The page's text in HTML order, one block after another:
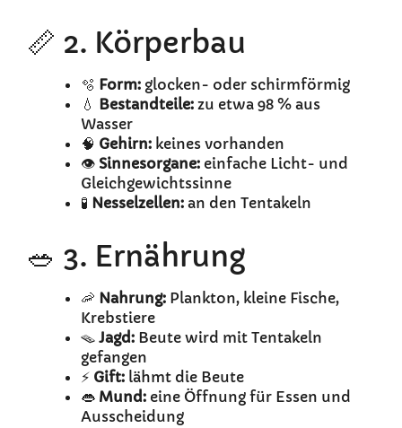
📏 2. Körperbau
🫧 Form: glocken- oder schirmförmig
💧 Bestandteile: zu etwa 98 % aus
Wasser
🧠 Gehirn: keines vorhanden
👁️ Sinnesorgane: einfache Licht- und
Gleichgewichtssinne
🧪 Nesselzellen: an den Tentakeln
🥗 3. Ernährung
🦐 Nahrung: Plankton, kleine Fische,
Krebstiere
🪤 Jagd: Beute wird mit Tentakeln
gefangen
⚡ Gift: lähmt die Beute
👄 Mund: eine Öffnung für Essen und
Ausscheidung